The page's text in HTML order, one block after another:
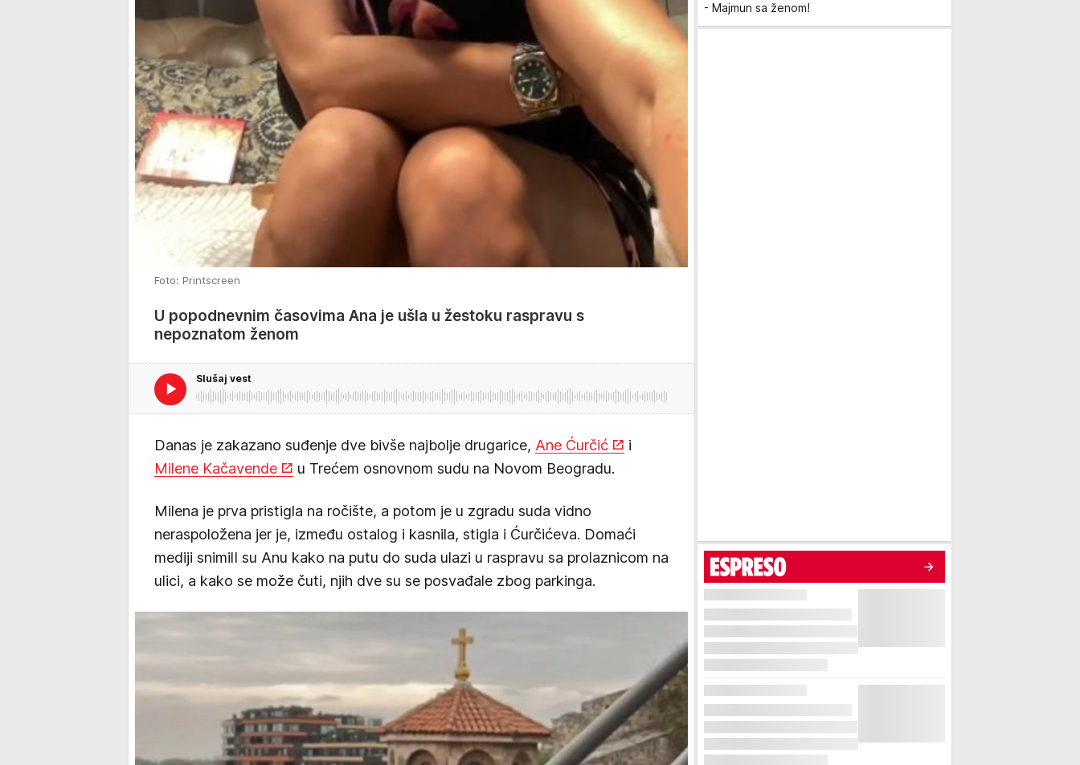
Foto: Printscreen
U popodnevnim časovima Ana je ušla u žestoku raspravu s
nepoznatom ženom
Slušaj vest
Danas je zakazano suđenje dve bivše najbolje drugarice, Ane Ćurčić
i
Milene Kačavende
u Trećem osnovnom sudu na Novom Beogradu.
Milena je prva pristigla na ročište, a potom je u zgradu suda vidno
neraspoložena jer je, između ostalog i kasnila, stigla i Ćurčićeva. Domaći
mediji snimilI su Anu kako na putu do suda ulazi u raspravu sa prolaznicom na
ulici, a kako se može čuti, njih dve su se posvađale zbog parkinga.
- Majmun sa ženom!